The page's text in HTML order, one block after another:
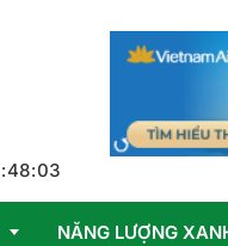
:48:03
NĂNG LƯỢNG